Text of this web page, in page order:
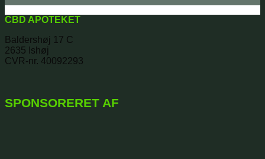
CBD APOTEKET
Baldershøj 17 C
2635 Ishøj
CVR-nr. 40092293
SPONSORERET AF